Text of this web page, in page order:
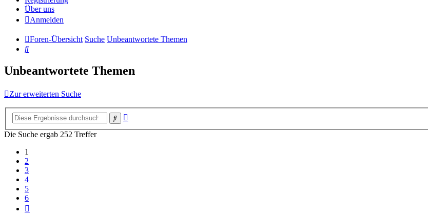
Über uns
Anmelden
Foren-Übersicht Suche Unbeantwortete Themen
Suche
Unbeantwortete Themen
Zur erweiterten Suche
Suche
Die Suche ergab 252 Treffer
1
2
3
4
5
6